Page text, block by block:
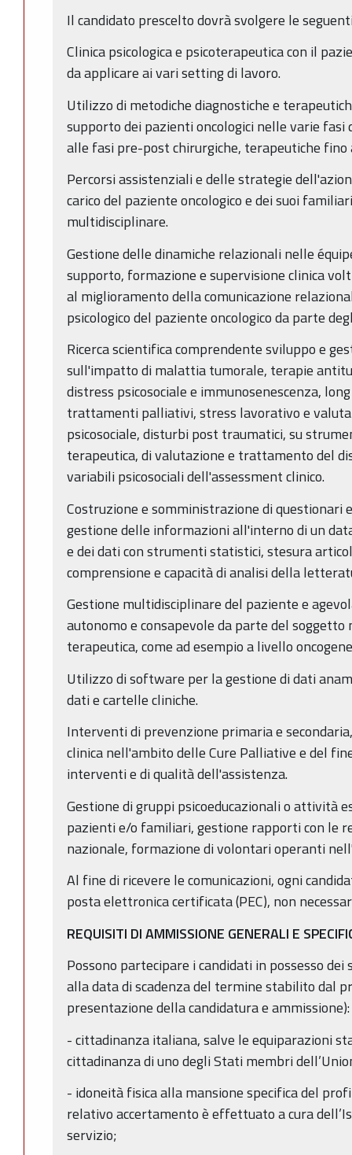
Il candidato prescelto dovrà svolgere le
Clinica psicologica e psicoterapeutica con il
da applicare ai vari setting di lavoro.
Utilizzo di metodiche diagnostiche e
supporto dei pazienti oncologici nelle varie
alle fasi pre-post chirurgiche, terapeutiche
Percorsi assistenziali e delle strategie
carico del paziente oncologico e dei suoi
multidisciplinare.
Gestione delle dinamiche relazionali nelle
supporto, formazione e supervisione clinica
al miglioramento della comunicazione
psicologico del paziente oncologico da parte
Ricerca scientifica comprendente sviluppo e
sull'impatto di malattia tumorale, terapie
distress psicosociale e immunosenescenza,
trattamenti palliativi, stress lavorativo e
psicosociale, disturbi post traumatici, su
terapeutica, di valutazione e trattamento del
variabili psicosociali dell'assessment clinico.
Costruzione e somministrazione di questionari
gestione delle informazioni all'interno di un
e dei dati con strumenti statistici, stesura
comprensione e capacità di analisi della
Gestione multidisciplinare del paziente e
autonomo e consapevole da parte del
terapeutica, come ad esempio a livello
Utilizzo di software per la gestione di dati
dati e cartelle cliniche.
Interventi di prevenzione primaria e
clinica nell'ambito delle Cure Palliative e del
interventi e di qualità dell'assistenza.
Gestione di gruppi psicoeducazionali o attività
pazienti e/o familiari, gestione rapporti con le
nazionale, formazione di volontari operanti
Al fine di ricevere le comunicazioni, ogni
posta elettronica certificata (PEC), non
REQUISITI DI AMMISSIONE GENERALI E
Possono partecipare i candidati in possesso
alla data di scadenza del termine stabilito dal
presentazione della candidatura e ammissione):
- cittadinanza italiana, salve le equiparazioni
cittadinanza di uno degli Stati membri
- idoneità fisica alla mansione specifica del
relativo accertamento è effettuato a cura
servizio;